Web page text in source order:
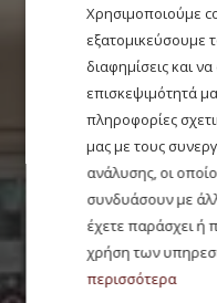
Χρησιμοποιούμε
εξατομικεύσουμε
διαφημίσεις και
επισκεψιμότητά
πληροφορίες
μας με τους
ανάλυσης, οι
συνδυάσουν με
έχετε παράσχει ή
χρήση των
περισσότερα